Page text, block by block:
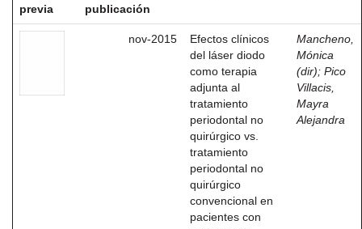
previa
publicación
nov-2015
Efectos clínicos
del láser diodo
como terapia
adjunta al
tratamiento
periodontal no
quirúrgico vs.
tratamiento
periodontal no
quirúrgico
convencional en
pacientes con
Mancheno,
Mónica
(dir); Pico
Villacis,
Mayra
Alejandra